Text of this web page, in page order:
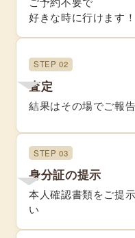
好きな時に行けます！
STEP 02
査定
結果はその場でご報告
STEP 03
身分証の提示
本人確認書類をご提
い